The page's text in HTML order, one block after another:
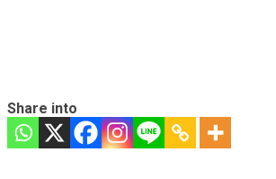
Share into